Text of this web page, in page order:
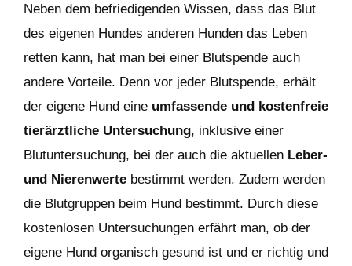
Neben dem befriedigenden Wissen, dass das Blut
des eigenen Hundes anderen Hunden das Leben
retten kann, hat man bei einer Blutspende auch
andere Vorteile. Denn vor jeder Blutspende, erhält
der eigene Hund eine umfassende und kostenfreie
tierärztliche Untersuchung, inklusive einer
Blutuntersuchung, bei der auch die aktuellen Leber-
und Nierenwerte bestimmt werden. Zudem werden
die Blutgruppen beim Hund bestimmt. Durch diese
kostenlosen Untersuchungen erfährt man, ob der
eigene Hund organisch gesund ist und er richtig und